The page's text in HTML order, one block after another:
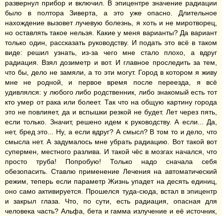
развернул прибор и включил. В эпицентре значение радиации
было в полтора Зиверта, а это уже опасно. Длительное
нахождение вызовет лучевую болезнь, я хоть и не миротворец,
но оставлять такое нельзя. Какие у меня варианты? Да вариант
только один, рассказать руководству. И подать это всё в таком
виде: решил узнать, из-за чего мне стало плохо, а вдруг
радиация. Взял дозиметр и вот. И главное проследить за тем,
что бы, дело не замяли, а то эти могут. Город в котором я живу
мне не родной, и первое время после переезда, я всё
удивлялся: у любого либо родственник, либо знакомый есть тот
кто умер от рака или болеет. Так что на общую картину города
это не повлияет, да и вспышки резкой не будет. Лет через пять,
если только. Значит, решено идем к руководству. А если... Да,
нет, бред это... Ну, а если вдруг? А смысл? В том то и дело, что
смысла нет. А задумалось мне убрать радиацию. Вот такой вот
супермен, местного разлива. И такой чёс в мозгах начался, что
просто труба! Попробую! Только надо сначала себя
обезопасить. Ставлю применение Лечения на автоматический
режим, теперь если параметр Жизнь упадет на десять единиц,
оно само активируется. Прошелся туда-сюда, встал в эпицентр
и закрыл глаза. Что, по сути, есть радиация, опасная для
человека часть? Альфа, бета и гамма излучение и её источник,